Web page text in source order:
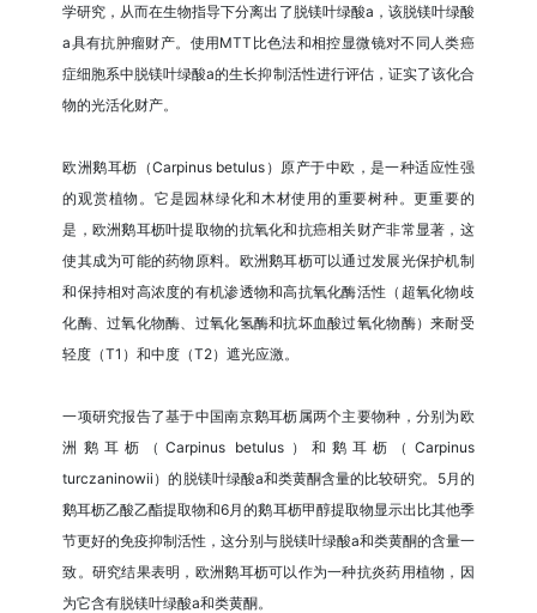
学研究，从而在生物指导下分离出了脱镁叶绿酸a，该脱镁叶绿酸
a具有抗肿瘤财产。使用MTT比色法和相控显微镜对不同人类癌
症细胞系中脱镁叶绿酸a的生长抑制活性进行评估，证实了该化合
物的光活化财产。
欧洲鹅耳枥（Carpinus betulus）原产于中欧，是一种适应性强
的观赏植物。它是园林绿化和木材使用的重要树种。更重要的
是，欧洲鹅耳枥叶提取物的抗氧化和抗癌相关财产非常显著，这
使其成为可能的药物原料。欧洲鹅耳枥可以通过发展光保护机制
和保持相对高浓度的有机渗透物和高抗氧化酶活性（超氧化物歧
化酶、过氧化物酶、过氧化氢酶和抗坏血酸过氧化物酶）来耐受
轻度（T1）和中度（T2）遮光应激。
一项研究报告了基于中国南京鹅耳枥属两个主要物种，分别为欧
洲鹅耳枥（Carpinus betulus）和鹅耳枥（Carpinus
turczaninowii）的脱镁叶绿酸a和类黄酮含量的比较研究。5月的
鹅耳枥乙酸乙酯提取物和6月的鹅耳枥甲醇提取物显示出比其他季
节更好的免疫抑制活性，这分别与脱镁叶绿酸a和类黄酮的含量一
致。研究结果表明，欧洲鹅耳枥可以作为一种抗炎药用植物，因
为它含有脱镁叶绿酸a和类黄酮。